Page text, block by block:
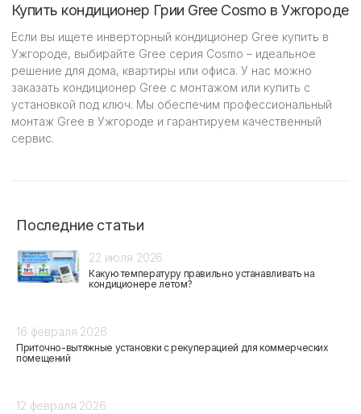
Последние статьи
22 июля 2026
Какую температуру правильно устанавливать на
кондиционере летом?
16 февраля 2026
Приточно-вытяжные установки с рекуперацией для коммерческих
помещений
12 февраля 2026
Купить кондиционер Грии Gree Cosmo в Ужгороде
Если вы ищете инверторный кондиционер Gree купить в
Ужгороде, выбирайте Gree серия Cosmo – идеальное
решение для дома, квартиры или офиса. У нас можно
заказать кондиционер Gree с монтажом или купить с
установкой под ключ. Мы обеспечим профессиональный
монтаж Gree в Ужгороде и гарантируем качественный
сервис.